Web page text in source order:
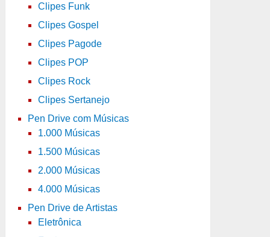
Clipes Funk
Clipes Gospel
Clipes Pagode
Clipes POP
Clipes Rock
Clipes Sertanejo
Pen Drive com Músicas
1.000 Músicas
1.500 Músicas
2.000 Músicas
4.000 Músicas
Pen Drive de Artistas
Eletrônica